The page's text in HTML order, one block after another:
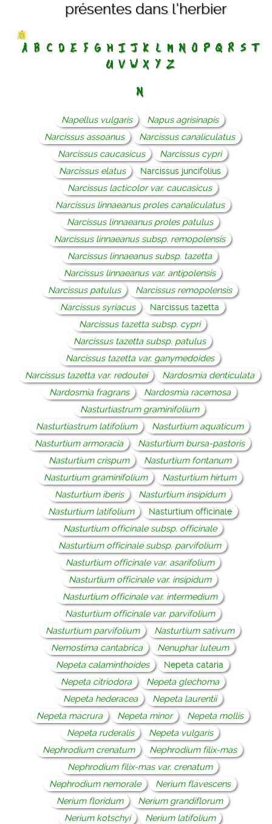
présentes dans l'herbier
Napellus vulgaris
Napus agrisinapis
Narcissus assoanus
Narcissus canaliculatus
Narcissus caucasicus
Narcissus cypri
Narcissus elatus
Narcissus juncifolius
Narcissus lacticolor var. caucasicus
Narcissus linnaeanus proles canaliculatus
Narcissus linnaeanus proles patulus
Narcissus linnaeanus subsp. remopolensis
Narcissus linnaeanus subsp. tazetta
Narcissus linnaeanus var. antipolensis
Narcissus patulus
Narcissus remopolensis
Narcissus syriacus
Narcissus tazetta
Narcissus tazetta subsp. cypri
Narcissus tazetta subsp. patulus
Narcissus tazetta var. ganymedoides
Narcissus tazetta var. redoutei
Nardosmia denticulata
Nardosmia fragrans
Nardosmia racemosa
Nasturtiastrum graminifolium
Nasturtiastrum latifolium
Nasturtium aquaticum
Nasturtium armoracia
Nasturtium bursa-pastoris
Nasturtium crispum
Nasturtium fontanum
Nasturtium graminifolium
Nasturtium hirtum
Nasturtium iberis
Nasturtium insipidum
Nasturtium latifolium
Nasturtium officinale
Nasturtium officinale subsp. officinale
Nasturtium officinale subsp. parvifolium
Nasturtium officinale var. asarifolium
Nasturtium officinale var. insipidum
Nasturtium officinale var. intermedium
Nasturtium officinale var. parvifolium
Nasturtium parvifolium
Nasturtium sativum
Nemostima cantabrica
Nenuphar luteum
Nepeta calaminthoides
Nepeta cataria
Nepeta citriodora
Nepeta glechoma
Nepeta hederacea
Nepeta laurentii
Nepeta macrura
Nepeta minor
Nepeta mollis
Nepeta ruderalis
Nepeta vulgaris
Nephrodium crenatum
Nephrodium filix-mas
Nephrodium filix-mas var. crenatum
Nephrodium nemorale
Nerium flavescens
Nerium floridum
Nerium grandiflorum
Nerium kotschyi
Nerium latifolium